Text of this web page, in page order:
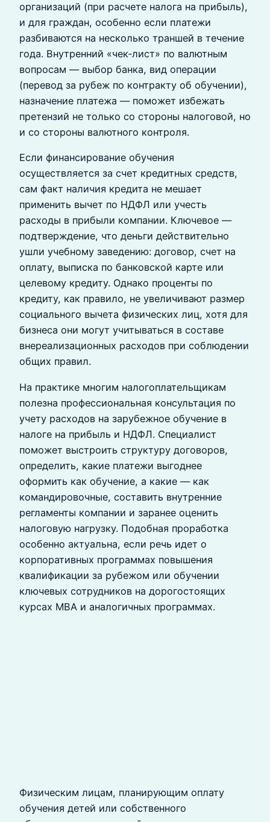
организаций (при расчете налога на прибыль),
и для граждан, особенно если платежи
разбиваются на несколько траншей в течение
года. Внутренний «чек‑лист» по валютным
вопросам — выбор банка, вид операции
(перевод за рубеж по контракту об обучении),
назначение платежа — поможет избежать
претензий не только со стороны налоговой, но
и со стороны валютного контроля.
Если финансирование обучения
осуществляется за счет кредитных средств,
сам факт наличия кредита не мешает
применить вычет по НДФЛ или учесть
расходы в прибыли компании. Ключевое —
подтверждение, что деньги действительно
ушли учебному заведению: договор, счет на
оплату, выписка по банковской карте или
целевому кредиту. Однако проценты по
кредиту, как правило, не увеличивают размер
социального вычета физических лиц, хотя для
бизнеса они могут учитываться в составе
внереализационных расходов при соблюдении
общих правил.
На практике многим налогоплательщикам
полезна профессиональная консультация по
учету расходов на зарубежное обучение в
налоге на прибыль и НДФЛ. Специалист
поможет выстроить структуру договоров,
определить, какие платежи выгоднее
оформить как обучение, а какие — как
командировочные, составить внутренние
регламенты компании и заранее оценить
налоговую нагрузку. Подобная проработка
особенно актуальна, если речь идет о
корпоративных программах повышения
квалификации за рубежом или обучении
ключевых сотрудников на дорогостоящих
курсах MBA и аналогичных программах.
Физическим лицам, планирующим оплату
обучения детей или собственного